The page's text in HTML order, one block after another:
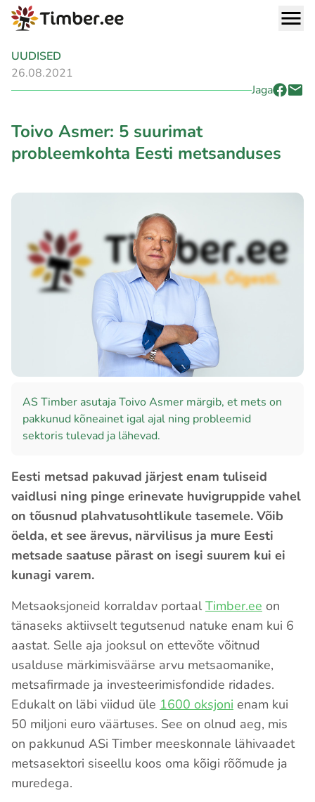
UUDISED
26.08.2021
Jaga
Toivo Asmer: 5 suurimat
probleemkohta Eesti metsanduses
AS Timber asutaja Toivo Asmer märgib, et mets on
pakkunud kõneainet igal ajal ning probleemid
sektoris tulevad ja lähevad.
Eesti metsad pakuvad järjest enam tuliseid
vaidlusi ning pinge erinevate huvigruppide vahel
on tõusnud plahvatusohtlikule tasemele. Võib
öelda, et see ärevus, närvilisus ja mure Eesti
metsade saatuse pärast on isegi suurem kui ei
kunagi varem.
Metsaoksjoneid korraldav portaalTimber.ee on
tänaseks aktiivselt tegutsenud natuke enam kui 6
aastat. Selle aja jooksul on ettevõte võitnud
usalduse märkimisväärse arvu metsaomanike,
metsafirmade ja investeerimisfondide ridades.
Edukalt on läbi viidud üle 1600 oksjoni enam kui
50 miljoni euro väärtuses. See on olnud aeg, mis
on pakkunud ASi Timber meeskonnale lähivaadet
metsasektori siseellu koos oma kõigi rõõmude ja
muredega.